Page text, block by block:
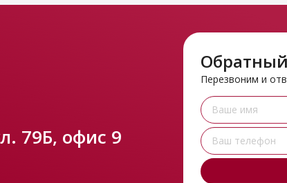
79Б, офис 9
Перезвоним и